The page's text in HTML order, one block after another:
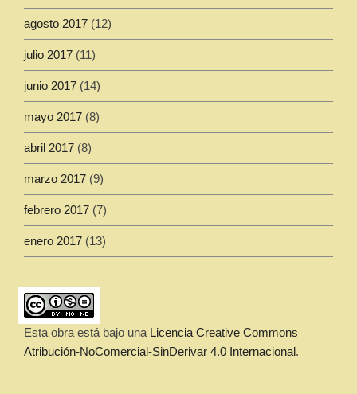
agosto 2017 (12)
julio 2017 (11)
junio 2017 (14)
mayo 2017 (8)
abril 2017 (8)
marzo 2017 (9)
febrero 2017 (7)
enero 2017 (13)
Esta obra está bajo una Licencia Creative Commons
Atribución-NoComercial-SinDerivar 4.0 Internacional.